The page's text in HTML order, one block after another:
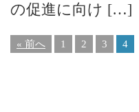
の促進に向け […]
« 前へ 1 2 3 4